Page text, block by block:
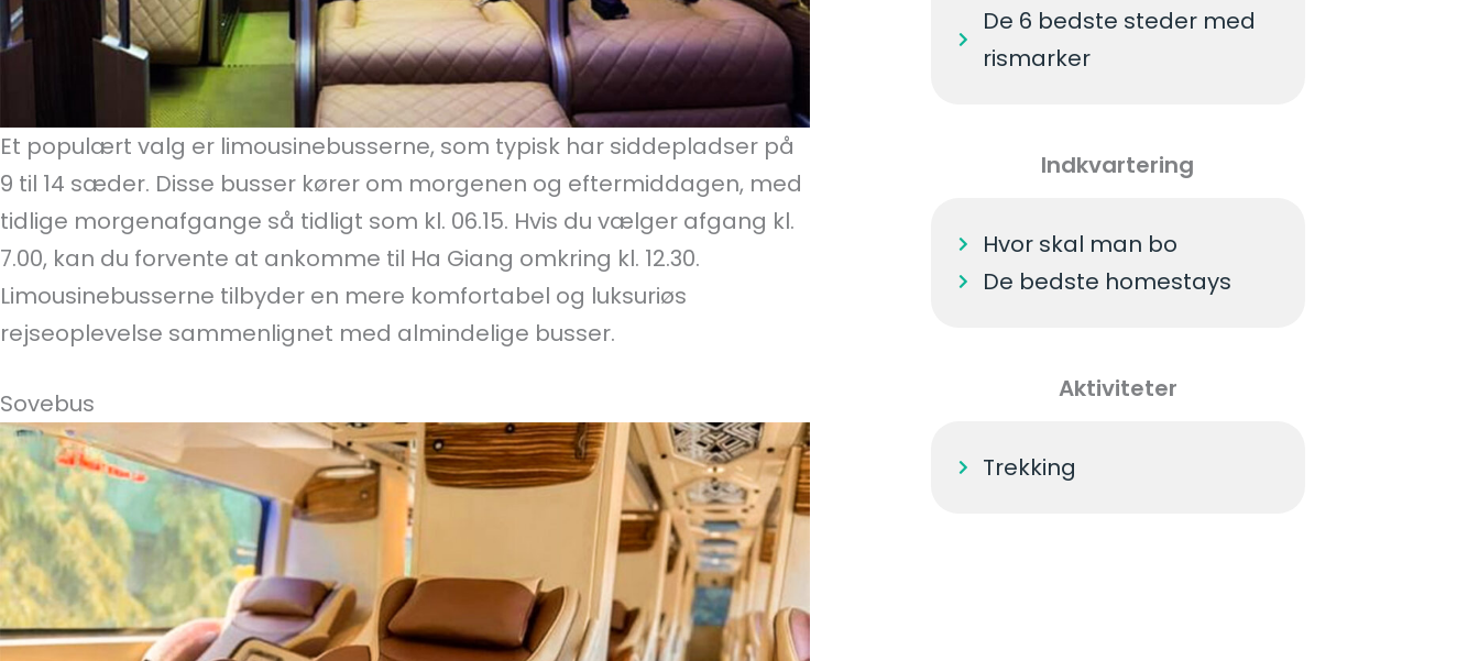
Et populært valg er limousinebusserne, som typisk har siddepladser på
9 til 14 sæder. Disse busser kører om morgenen og eftermiddagen, med
tidlige morgenafgange så tidligt som kl. 06.15. Hvis du vælger afgang kl.
7.00, kan du forvente at ankomme til Ha Giang omkring kl. 12.30.
Limousinebusserne tilbyder en mere komfortabel og luksuriøs
rejseoplevelse sammenlignet med almindelige busser.
Sovebus
De 6 bedste steder med
rismarker
Indkvartering
Hvor skal man bo
De bedste homestays
Aktiviteter
Trekking